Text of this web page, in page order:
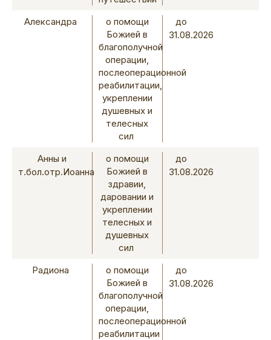
Александра
о помощи
Божией в
благополучной
операции,
послеоперационной
реабилитации,
укреплении
душевных и
телесных
сил
до
31.08.2026
Анны и
т.бол.отр.Иоанна
о помощи
Божией в
здравии,
даровании и
укреплении
телесных и
душевных
сил
до
31.08.2026
Радиона
о помощи
Божией в
благополучной
операции,
послеоперационной
реабилитации
до
31.08.2026